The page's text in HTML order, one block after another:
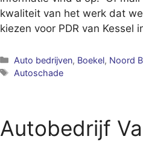
kwaliteit van het werk dat
kiezen voor PDR van Kessel
Categorieën
Auto bedrijven, Boekel, Noord
Tags
Autoschade
Autobedrijf